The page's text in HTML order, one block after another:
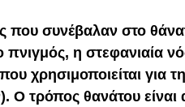
που συνέβαλαν στο
η στεφανιαία
χρησιμοποιείται για
Ο τρόπος θανάτου είναι